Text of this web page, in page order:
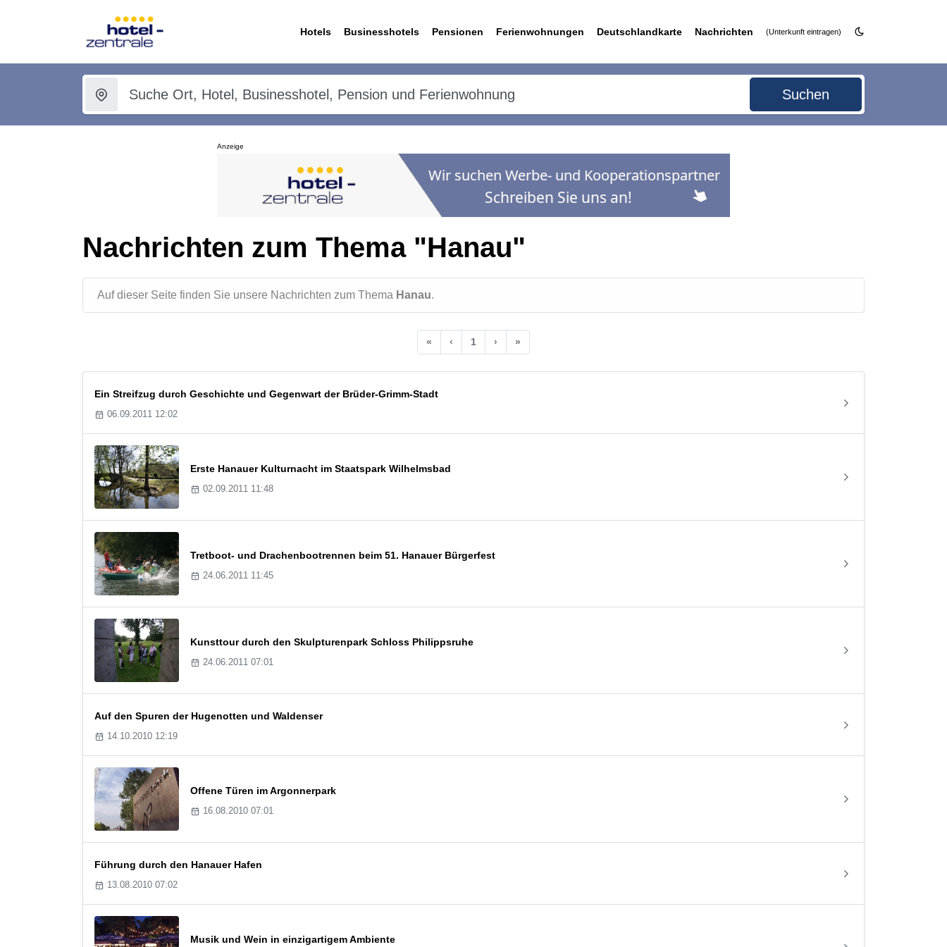
Hotels Businesshotels Pensionen Ferienwohnungen Deutschlandkarte Nachrichten (Unterkunft eintragen)
Suchen
Anzeige
Nachrichten zum Thema "Hanau"
Auf dieser Seite finden Sie unsere Nachrichten zum Thema Hanau.
« ‹ 1 › »
Ein Streifzug durch Geschichte und Gegenwart der Brüder-Grimm-Stadt
06.09.2011 12:02
Erste Hanauer Kulturnacht im Staatspark Wilhelmsbad
02.09.2011 11:48
Tretboot- und Drachenbootrennen beim 51. Hanauer Bürgerfest
24.06.2011 11:45
Kunsttour durch den Skulpturenpark Schloss Philippsruhe
24.06.2011 07:01
Auf den Spuren der Hugenotten und Waldenser
14.10.2010 12:19
Offene Türen im Argonnerpark
16.08.2010 07:01
Führung durch den Hanauer Hafen
13.08.2010 07:02
Musik und Wein in einzigartigem Ambiente